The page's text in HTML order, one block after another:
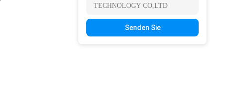
Senden Sie